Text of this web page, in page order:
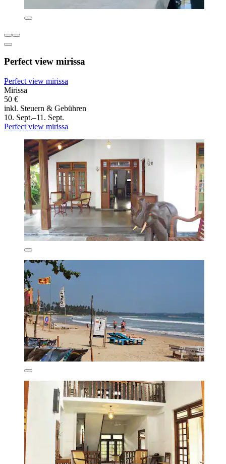
Perfect view mirissa
Perfect view mirissa
Mirissa
50 €
inkl. Steuern & Gebühren
10. Sept.–11. Sept.
Perfect view mirissa